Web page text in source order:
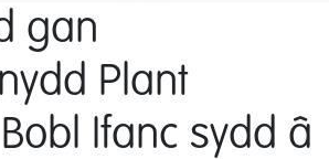
gan
Plant
Ifanc sydd â